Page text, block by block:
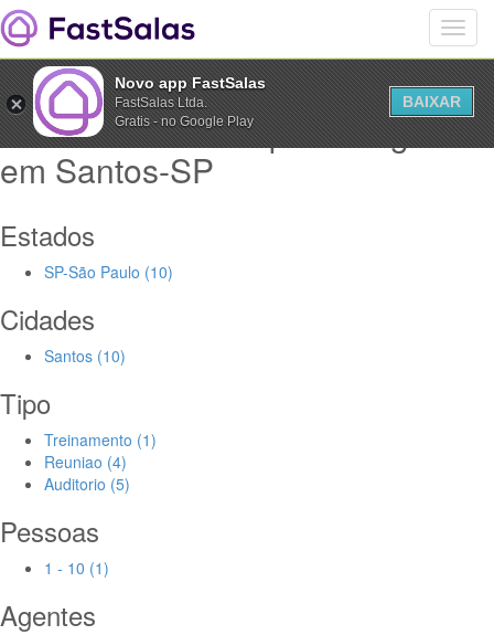
Salas Comerciais para alugar
em Santos-SP
Estados
SP-São Paulo (10)
Cidades
Santos (10)
Tipo
Treinamento (1)
Reuniao (4)
Auditorio (5)
Pessoas
1 - 10 (1)
Agentes
Novo app FastSalas
FastSalas Ltda.
Gratis - no Google Play
BAIXAR